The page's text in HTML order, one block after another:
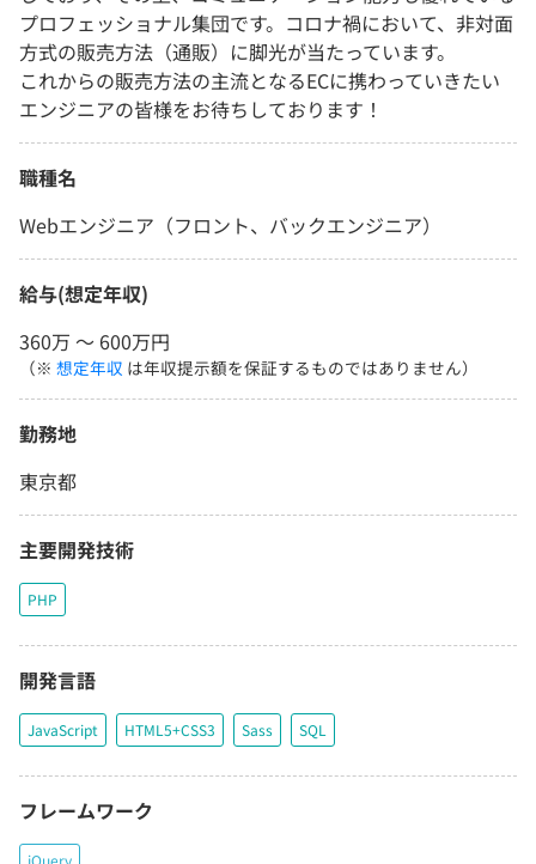
プロフェッショナル集団です。コロナ禍において、非対面
方式の販売方法（通販）に脚光が当たっています。
これからの販売方法の主流となるECに携わっていきたい
エンジニアの皆様をお待ちしております！
職種名
Webエンジニア（フロント、バックエンジニア）
給与(想定年収)
360万 〜 600万円
（※ 想定年収 は年収提示額を保証するものではありません）
勤務地
東京都
主要開発技術
PHP
開発言語
JavaScript HTML5+CSS3 Sass SQL
フレームワーク